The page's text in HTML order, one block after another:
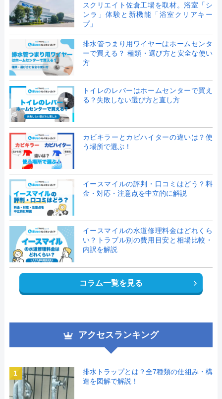
スクリエイト佐倉工場を取材。浴室「シ
ンラ」体験と新機能「浴室クリアキー
プ」
排水管つまり用ワイヤーはホームセンタ
ーで買える？ 種類・選び方と安全な使い
方
トイレのレバーはホームセンターで買え
る？失敗しない選び方と直し方
カビキラーとカビハイターの違いは？使
う場所で選ぶ！
イースマイルの評判・口コミはどう？料
金・対応・注意点を中立的に解説
イースマイルの水道修理料金はどれくら
い？トラブル別の費用目安と相場比較・
内訳を解説
コラム一覧を見る
アクセスランキング
1
排水トラップとは？全7種類の仕組み・構
造を図解で解説！